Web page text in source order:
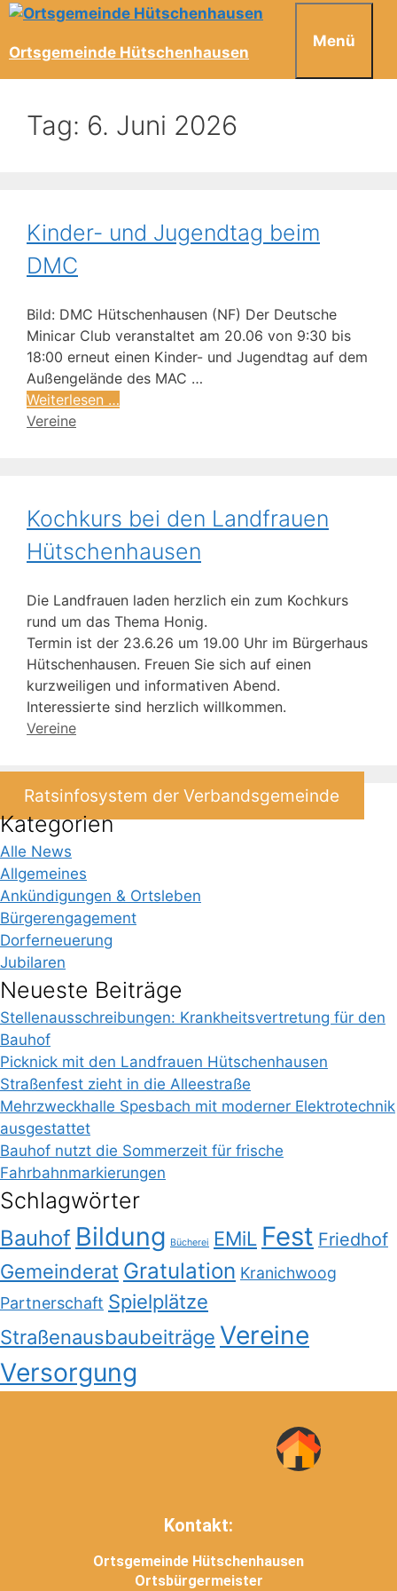
Ortsgemeinde Hütschenhausen
Menü
Tag: 6. Juni 2026
Kinder- und Jugendtag beim
DMC
Bild: DMC Hütschenhausen (NF) Der Deutsche
Minicar Club veranstaltet am 20.06 von 9:30 bis
18:00 erneut einen Kinder- und Jugendtag auf dem
Außengelände des MAC …
Weiterlesen …
Vereine
Kochkurs bei den Landfrauen
Hütschenhausen
Die Landfrauen laden herzlich ein zum Kochkurs
rund um das Thema Honig.
Termin ist der 23.6.26 um 19.00 Uhr im Bürgerhaus
Hütschenhausen. Freuen Sie sich auf einen
kurzweiligen und informativen Abend.
Interessierte sind herzlich willkommen.
Vereine
Ratsinfosystem der Verbandsgemeinde
Kategorien
Alle News
Allgemeines
Ankündigungen & Ortsleben
Bürgerengagement
Dorferneuerung
Jubilaren
Neueste Beiträge
Stellenausschreibungen: Krankheitsvertretung für den
Bauhof
Picknick mit den Landfrauen Hütschenhausen
Straßenfest zieht in die Alleestraße
Mehrzweckhalle Spesbach mit moderner Elektrotechnik
ausgestattet
Bauhof nutzt die Sommerzeit für frische
Fahrbahnmarkierungen
Schlagwörter
Bauhof Bildung Bücherei EMiL Fest Friedhof
Gemeinderat Gratulation Kranichwoog
Partnerschaft Spielplätze
Straßenausbaubeiträge Vereine
Versorgung
Kontakt:
Ortsgemeinde Hütschenhausen
Ortsbürgermeister